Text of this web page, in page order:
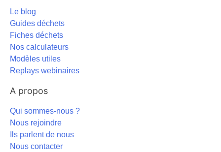
Le blog
Guides déchets
Fiches déchets
Nos calculateurs
Modèles utiles
Replays webinaires
A propos
Qui sommes-nous ?
Nous rejoindre
Ils parlent de nous
Nous contacter